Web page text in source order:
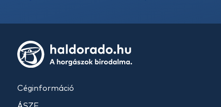
Céginformáció